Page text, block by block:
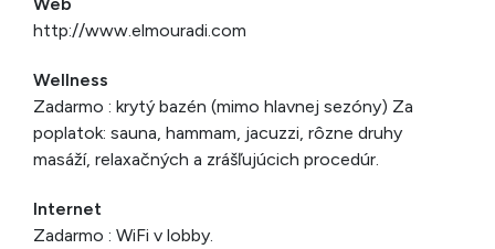
http://www.elmouradi.com
Wellness
Zadarmo : krytý bazén (mimo hlavnej sezóny) Za
poplatok: sauna, hammam, jacuzzi, rôzne druhy
masáží, relaxačných a zrášľujúcich procedúr.
Internet
Zadarmo : WiFi v lobby.